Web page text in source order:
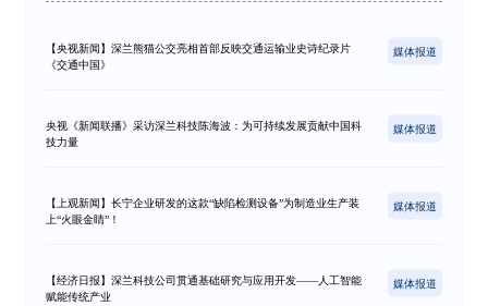
【央视新闻】深兰熊猫公交亮相首部反映交通运输业史诗纪录片
《交通中国》
媒体报道
央视《新闻联播》采访深兰科技陈海波：为可持续发展贡献中国科
技力量
媒体报道
【上观新闻】长宁企业研发的这款“缺陷检测设备”为制造业生产装
上“火眼金睛”！
媒体报道
【经济日报】深兰科技公司贯通基础研究与应用开发——人工智能
赋能传统产业
媒体报道